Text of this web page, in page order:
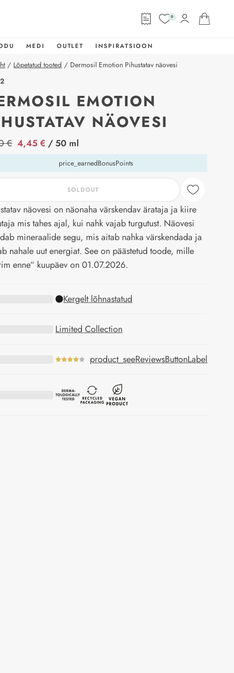
0
MEDI OUTLET INSPIRATSIOON
/ Lõpetatud tooted / Dermosil Emotion Pihustatav näovesi
EMOTION
NÄOVESI
€ 4,45 € / 50 ml
price_earnedBonusPoints
SOLDOUT
näovesi on näonaha värskendav ärataja ja kiire
mis tahes ajal, kui nahk vajab turgutust. Näovesi
mineraalide segu, mis aitab nahka värskendada ja
nahale uut energiat. See on päästetud toode, mille
enne“ kuupäev on 01.07.2026.
Kergelt lõhnastatud
Limited Collection
product_seeReviewsButtonLabel